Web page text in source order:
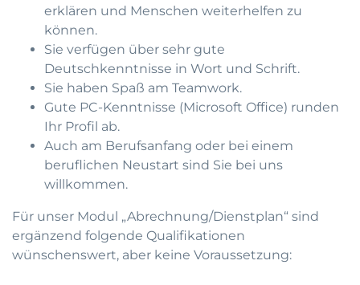
erklären und Menschen weiterhelfen zu
können.
Sie verfügen über sehr gute
Deutschkenntnisse in Wort und Schrift.
Sie haben Spaß am Teamwork.
Gute PC-Kenntnisse (Microsoft Office) runden
Ihr Profil ab.
Auch am Berufsanfang oder bei einem
beruflichen Neustart sind Sie bei uns
willkommen.
Für unser Modul „Abrechnung/Dienstplan“ sind
ergänzend folgende Qualifikationen
wünschenswert, aber keine Voraussetzung: